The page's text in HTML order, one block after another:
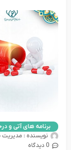
برنامه های آتی و
نویسنده : مدیریت
0 دیدگاه